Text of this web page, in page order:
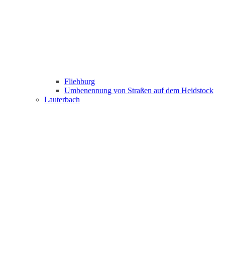
Fliehburg
Umbenennung von Straßen auf dem Heidstock
Lauterbach